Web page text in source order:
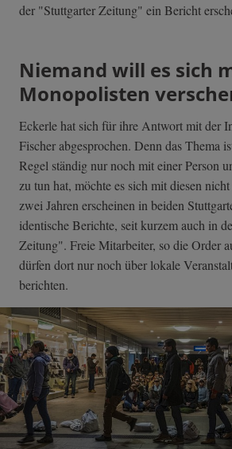
der "Stuttgarter Zeitung" ein Bericht
Niemand will es sich
Monopolisten
Eckerle hat sich für ihre Antwort mit der
Fischer abgesprochen. Denn das Thema
Regel ständig nur noch mit einer Person
zu tun hat, möchte es sich mit diesen
zwei Jahren erscheinen in beiden
identische Berichte, seit kurzem auch in
Zeitung". Freie Mitarbeiter, so die Order
dürfen dort nur noch über lokale
berichten.